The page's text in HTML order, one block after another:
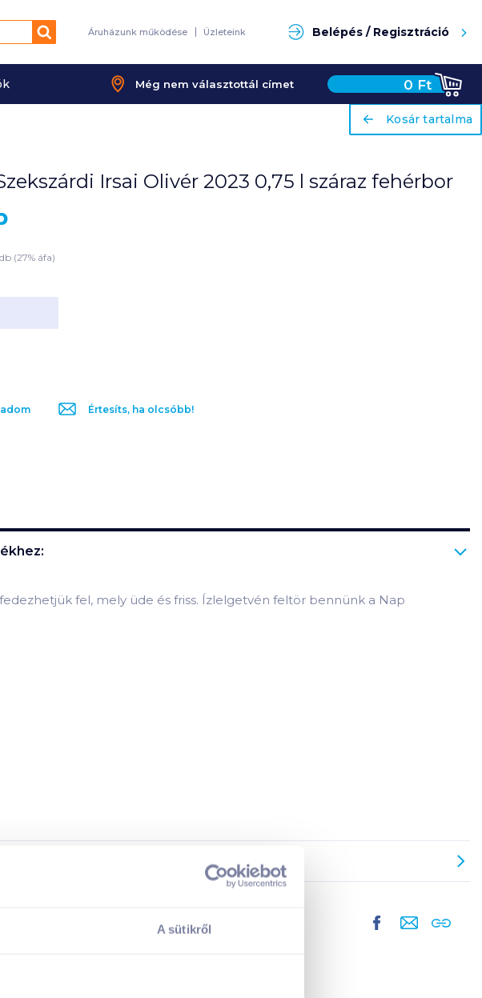
A sütikről
Keresés Áruházunk működése Üzleteink Belépés / Regisztráció
Még nem választottál címet 0 Ft
ariaLabel
Kosár tartalma
Irsai Olivér 2023 0,75 l száraz fehérbor
db (27% áfa)
Értesíts, ha olcsóbb!
fel, mely üde és friss. Ízlelgetvén feltör bennünk a Nap